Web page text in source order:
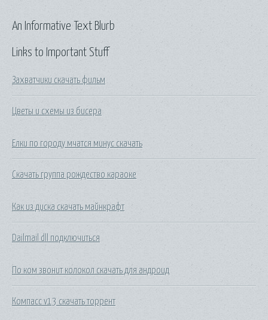
Links to Important Stuff
Захватчики скачать фильм
Цветы и схемы из бисера
Елки по городу мчатся минус скачать
Скачать группа рождество караоке
Как из диска скачать майнкрафт
Dailmail dll подключиться
По ком звонит колокол скачать для андроид
Компасс v13 скачать торрент
An Informative Text Blurb